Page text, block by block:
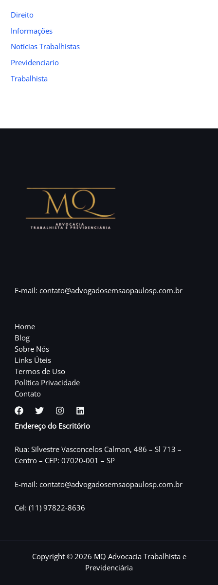
o
r
:
Direito
Informações
Notícias Trabalhistas
Previdenciario
Trabalhista
E-mail: contato@advogadosemsaopaulosp.com.br
Home
Blog
Sobre Nós
Links Úteis
Termos de Uso
Política Privacidade
Contato
Endereço do Escritório
Rua: Silvestre Vasconcelos Calmon, 486 – Sl 713 –
Centro – CEP: 07020-001 – SP
E-mail: contato@advogadosemsaopaulosp.com.br
Cel: (11) 97822-8636
Copyright © 2026 MQ Advocacia Trabalhista e
Previdenciária